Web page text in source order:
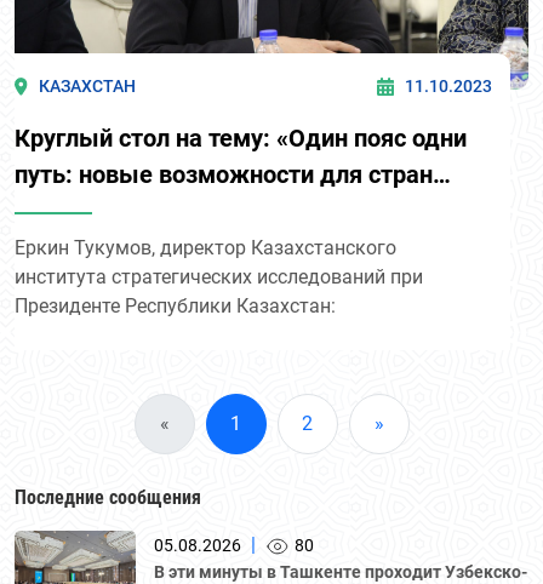
КАЗАХСТАН 11.10.2023
Круглый стол на тему: «Один пояс одни
путь: новые возможности для стран
Центральной Азии».
Еркин Тукумов, директор Казахстанского
института стратегических исследований при
Президенте Республики Казахстан:
« 1 2 »
Последние сообщения
05.08.2026 |
80
В эти минуты в Ташкенте проходит Узбекско-